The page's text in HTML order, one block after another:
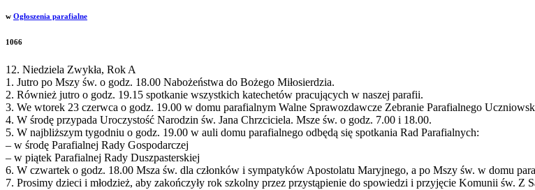
w Ogłoszenia parafialne
1066
12. Niedziela Zwykła, Rok A
1. Jutro po Mszy św. o godz. 18.00 Nabożeństwa do Bożego Miłosierdzia.
2. Również jutro o godz. 19.15 spotkanie wszystkich katechetów pracujących w naszej parafii.
3. We wtorek 23 czerwca o godz. 19.00 w domu parafialnym Walne Sprawozdawcze Zebranie Parafialnego
4. W środę przypada Uroczystość Narodzin św. Jana Chrzciciela. Msze św. o godz. 7.00 i 18.00.
5. W najbliższym tygodniu o godz. 19.00 w auli domu parafialnego odbędą się spotkania Rad Parafialnych:
– w środę Parafialnej Rady Gospodarczej
– w piątek Parafialnej Rady Duszpasterskiej
6. W czwartek o godz. 18.00 Msza św. dla członków i sympatyków Apostolatu Maryjnego, a po Mszy św. w domu
7. Prosimy dzieci i młodzież, aby zakończyły rok szkolny przez przystąpienie do spowiedzi i przyjęcie Komunii św.